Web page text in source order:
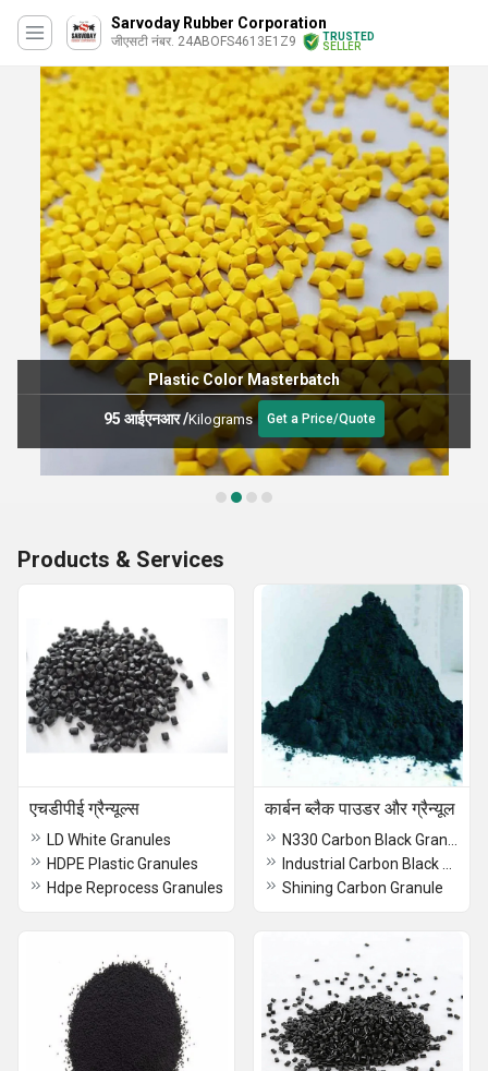
Sarvoday Rubber Corporation
जीएसटी नंबर. 24ABOFS4613E1Z9
TRUSTED
SELLER
Plastic Color Masterbatch
95 आईएनआर/Kilograms Get a Price/Quote
Products & Services
एचडीपीई ग्रैन्यूल्स
LD White Granules
HDPE Plastic Granules
Hdpe Reprocess Granules
कार्बन ब्लैक पाउडर और ग्रैन्यूल
Shining Carbon Granule